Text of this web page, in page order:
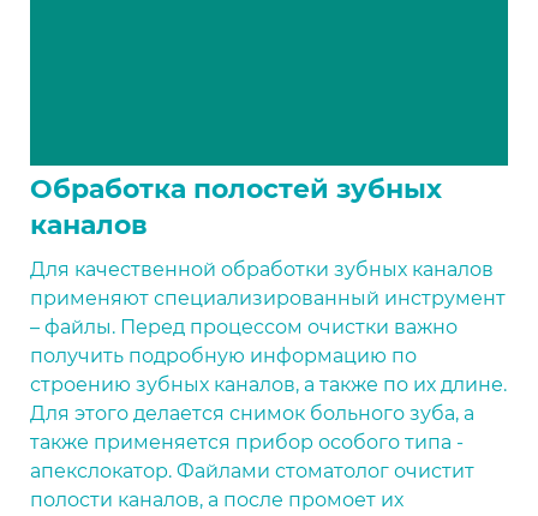
Обработка полостей зубных
каналов
Для качественной обработки зубных каналов
применяют специализированный инструмент
– файлы. Перед процессом очистки важно
получить подробную информацию по
строению зубных каналов, а также по их длине.
Для этого делается снимок больного зуба, а
также применяется прибор особого типа -
апекслокатор. Файлами стоматолог очистит
полости каналов, а после промоет их